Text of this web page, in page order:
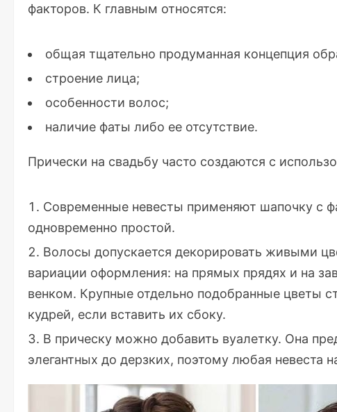
факторов. К главным относятся:
общая тщательно продуманная концепция
строение лица;
особенности волос;
наличие фаты либо ее отсутствие.
Прически на свадьбу часто создаются с
Современные невесты применяют шапочку с
одновременно простой.
Волосы допускается декорировать живыми
вариации оформления: на прямых прядях и на
венком. Крупные отдельно подобранные цветы
кудрей, если вставить их сбоку.
В прическу можно добавить вуалетку. Она
элегантных до дерзких, поэтому любая невеста